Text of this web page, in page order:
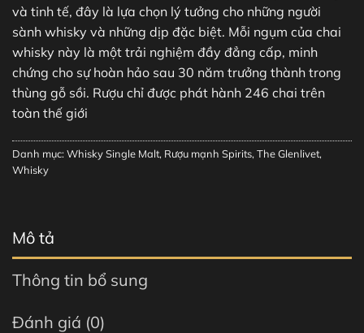
và tinh tế, đây là lựa chọn lý tưởng cho những người
sành whisky và những dịp đặc biệt. Mỗi ngụm của chai
whisky này là một trải nghiệm đầy đẳng cấp, minh
chứng cho sự hoàn hảo sau 30 năm trưởng thành trong
thùng gỗ sồi. Rượu chỉ được phát hành 246 chai trên
toàn thế giới
Danh mục: Whisky Single Malt, Rượu mạnh Spirits, The Glenlivet,
Whisky
Mô tả
Thông tin bổ sung
Đánh giá (0)